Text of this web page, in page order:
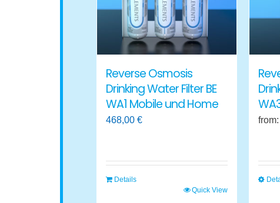
Reverse Osmosis
Drinking Water Filter BE
WA1 Mobile und Home
468,00 €
Details
Quick View
from: